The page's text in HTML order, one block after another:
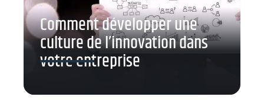
Comment développer une
culture de l’innovation dans
votre entreprise